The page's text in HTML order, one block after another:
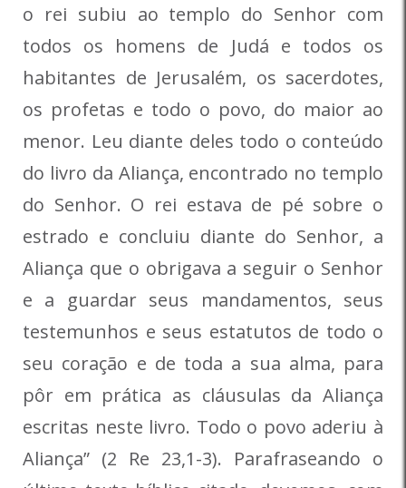
o rei subiu ao templo do Senhor com
todos os homens de Judá e todos os
habitantes de Jerusalém, os sacerdotes,
os profetas e todo o povo, do maior ao
menor. Leu diante deles todo o conteúdo
do livro da Aliança, encontrado no templo
do Senhor. O rei estava de pé sobre o
estrado e concluiu diante do Senhor, a
Aliança que o obrigava a seguir o Senhor
e a guardar seus mandamentos, seus
testemunhos e seus estatutos de todo o
seu coração e de toda a sua alma, para
pôr em prática as cláusulas da Aliança
escritas neste livro. Todo o povo aderiu à
Aliança” (2 Re 23,1-3). Parafraseando o